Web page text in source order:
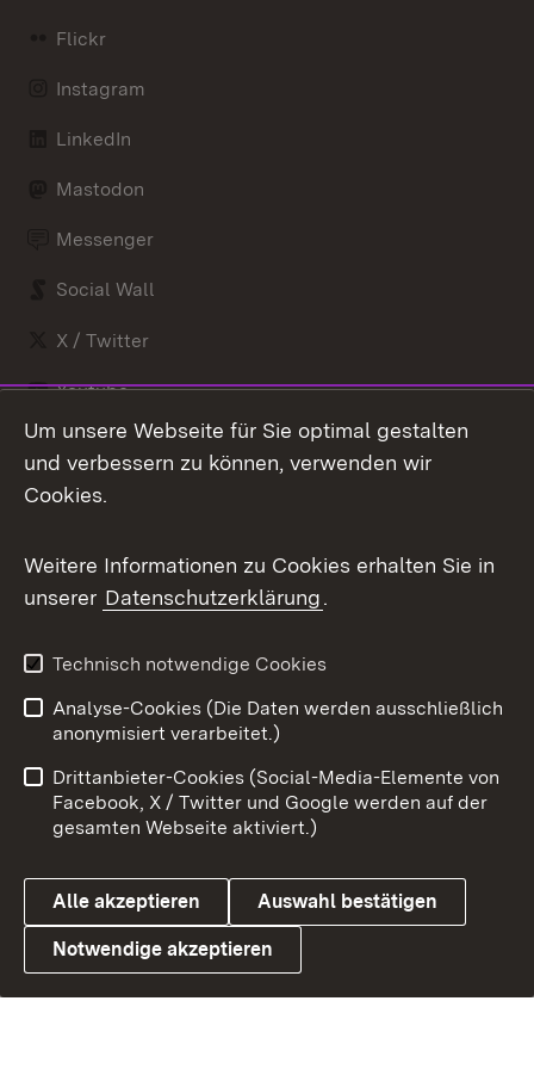
Flickr
Instagram
LinkedIn
Mastodon
Messenger
Social Wall
X / Twitter
Youtube
Link zum Landesportal
Impressum
Datenschutz
Cookies
Um unsere Webseite für Sie optimal gestalten
und verbessern zu können, verwenden wir
Cookies.
Weitere Informationen zu Cookies erhalten Sie in
unserer Datenschutzerklärung.
Technisch notwendige Cookies
Analyse-Cookies (Die Daten werden ausschließlich
anonymisiert verarbeitet.)
Drittanbieter-Cookies (Social-Media-Elemente von
Facebook, X / Twitter und Google werden auf der
gesamten Webseite aktiviert.)
Alle akzeptieren Auswahl bestätigen
Notwendige akzeptieren